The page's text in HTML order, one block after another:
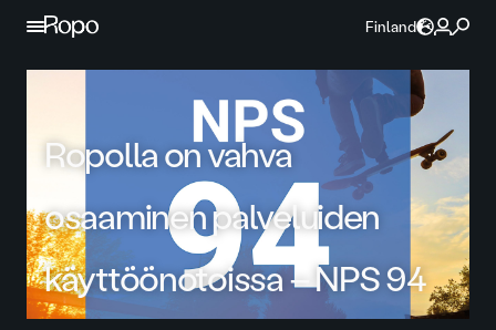
Jatka sisältöön
Finland
Ropolla on vahva
osaaminen palveluiden
käyttöönotoissa – NPS 94